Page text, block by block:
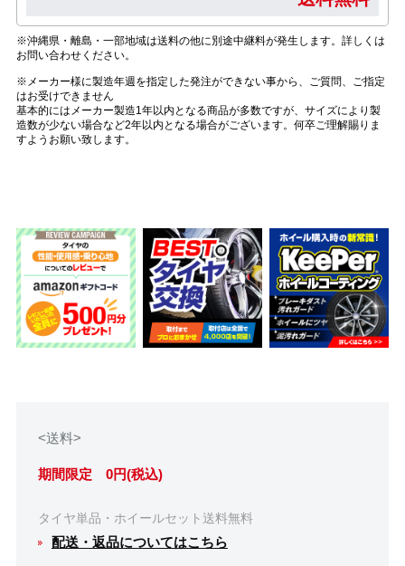
※沖縄県・離島・一部地域は送料の他に別途中継料が発生します。詳しくは
お問い合わせください。
※メーカー様に製造年週を指定した発注ができない事から、ご質問、ご指定
はお受けできません
基本的にはメーカー製造1年以内となる商品が多数ですが、サイズにより製
造数が少ない場合など2年以内となる場合がございます。何卒ご理解賜りま
すようお願い致します。
<送料>
期間限定 0円(税込)
タイヤ単品・ホイールセット送料無料
配送・返品についてはこちら